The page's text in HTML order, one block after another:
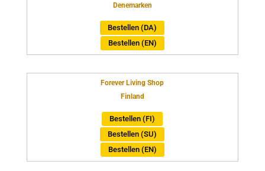
Denemarken
Bestellen (DA)
Bestellen (EN)
Forever Living Shop
Finland
Bestellen (FI)
Bestellen (SU)
Bestellen (EN)